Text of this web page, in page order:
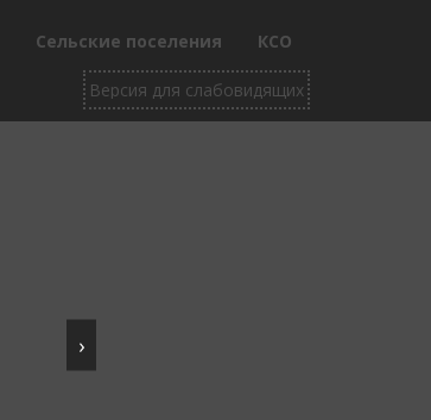
Сельские поселения
КСО
›